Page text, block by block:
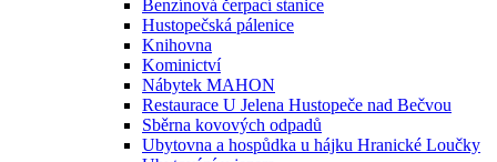
Benzínová čerpací stanice
Hustopečská pálenice
Knihovna
Kominictví
Nábytek MAHON
Restaurace U Jelena Hustopeče nad Bečvou
Sběrna kovových odpadů
Ubytovna a hospůdka u hájku Hranické Loučky